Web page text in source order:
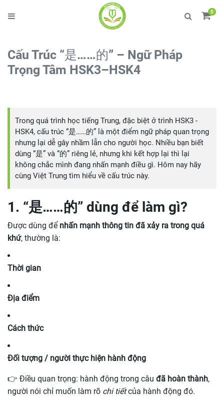
0
Cấu Trúc “是……的” – Ngữ Pháp
Trọng Tâm HSK3–HSK4
Trong quá trình học tiếng Trung, đặc biệt ở trình HSK3 -
HSK4, cấu trúc “是……的” là một điểm ngữ pháp quan trọng
nhưng lại dễ gây nhầm lẫn cho người học. Nhiều bạn biết
dùng “是” và “的” riêng lẻ, nhưng khi kết hợp lại thì lại
không chắc mình đang nhấn mạnh điều gì. Hôm nay hãy
cùng Việt Trung tìm hiểu về cấu trúc này.
1. “是……的” dùng để làm gì?
Được dùng để nhấn mạnh thông tin đã xảy ra trong quá
khứ, thường là:
Thời gian
Địa điểm
Cách thức
Đối tượng / người thực hiện hành động
👉 Điều quan trọng: hành động trong câu đã hoàn thành,
người nói chỉ muốn làm rõ chi tiếtcủa hành động đó.